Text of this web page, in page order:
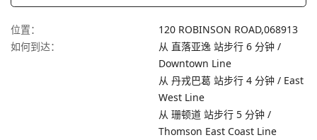
位置： 120 ROBINSON ROAD,068913
如何到达：
从 直落亚逸 站步行 6 分钟 /
Downtown Line
从 丹戎巴葛 站步行 4 分钟 / East
West Line
从 珊顿道 站步行 5 分钟 /
Thomson East Coast Line